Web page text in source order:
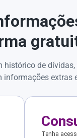
histórico de
extras
Tenha